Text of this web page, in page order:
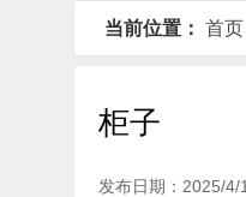
当前位置： 首页
柜子
发布日期：2025/